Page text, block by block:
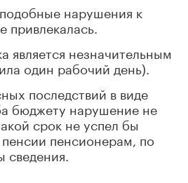
нарушения к
привлекалась.
является незначительным
один рабочий день).
последствий в виде
бюджету нарушение не
срок не успел бы
пенсионерам, по